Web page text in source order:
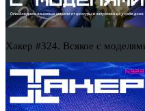
Хакер #324. Всякое с